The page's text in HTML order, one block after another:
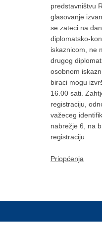
predstavništvu
glasovanje
se zateci na
diplomatsko-
iskaznicom, ne
drugog
osobnom
biraci mogu
16.00 sati.
registraciju,
važeceg
nabrežje 6, na
registraciju
Priopćenja